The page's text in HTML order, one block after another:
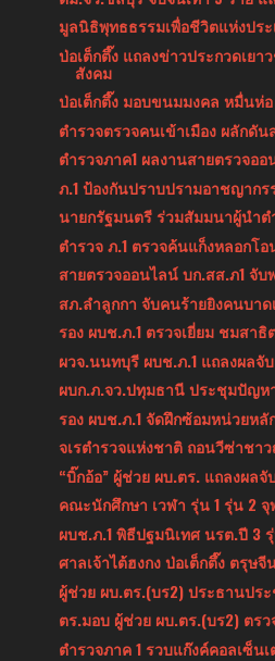
มูลนิธิพุทธธรรมเพื่อชีวิตแห่งปร
ป่อเต็กตึ๊ง แถลงข่าวประกวดเย
สังคม
ป่อเต็กตึ๊ง มอบขนมมงคล หมื่นห่อ
ตำรวจตรวจคนเข้าเมือง ผลักดั
ตำรวจภาค1 ผลงานสายตรวจอ
ภ.1 ป้องกันปราบปรามอาชญากร
นายกรัฐมนตรี ร่วมสัมมนาผู้นำต
ตำรวจ ภ.1 ตรวจค้นแก็งหลอกโ
สายตรวจออนไลน์ บก.สส.ภ1 จั
สภ.ลำลูกกา จับคนร้ายยิงคนบา
รอง ผบช.ภ.1 ตรวจเยี่ยม ชมสา
ผวจ.นนทบุรี ผบช.ภ.1 แถลงผลจั
ผบก.ภ.จว.ปทุมธานี ประชุมปัญห
รอง ผบช.ภ.1 จัดฝึกซ้อมหน่วยห
จเรตำรวจแห่งชาติ ถอนวีซ่าชา
“บิ๊กอ้อ” ผู้ช่วย ผบ.ตร. แถลงผลจั
คณะนักศึกษา เวฬา รุ่น 1 รุ่น 2
ผบช.ภ.1 พิธีปฐมนิเทศ นรต.ปี 3
ศาลเจ้าไต้ฮงกง ป่อเต็กตึ๊ง ตรุษ
ผู้ช่วย ผบ.ตร.(บร2) ประธานปร
ตร.มอบ ผู้ช่วย ผบ.ตร.(บร2) ตร
ตำรวจภาค 1 รวบแก๊งค์คอลเซ็น